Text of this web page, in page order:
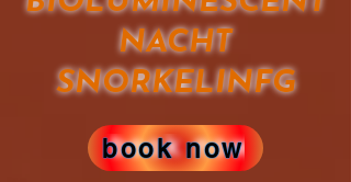
NACHT
SNORKELINFG
book now